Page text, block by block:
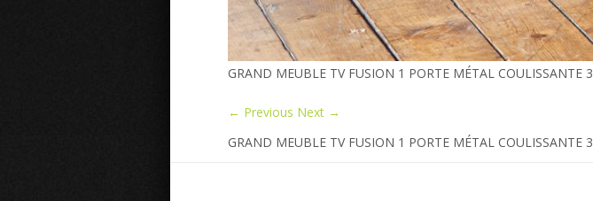
GRAND MEUBLE TV FUSION 1 PORTE MÉTAL COULISSANTE 3
← Previous Next →
GRAND MEUBLE TV FUSION 1 PORTE MÉTAL COULISSANTE 3